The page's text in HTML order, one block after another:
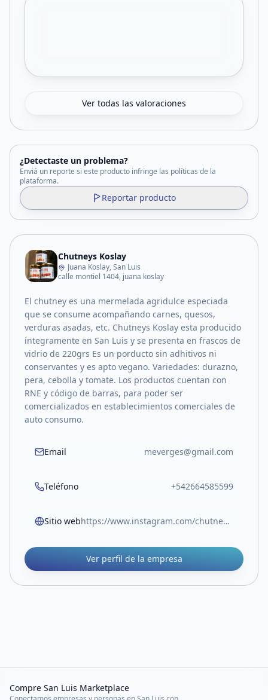
Ver todas las valoraciones
¿Detectaste un problema?
Enviá un reporte si este producto infringe las políticas de la
plataforma.
Reportar producto
Chutneys Koslay
Juana Koslay, San Luis
calle montiel 1404, juana koslay
El chutney es una mermelada agridulce especiada
que se consume acompañando carnes, quesos,
verduras asadas, etc. Chutneys Koslay esta producido
íntegramente en San Luis y se presenta en frascos de
vidrio de 220grs Es un porducto sin adhitivos ni
conservantes y es apto vegano. Variedades: durazno,
pera, cebolla y tomate. Los productos cuentan con
RNE y código de barras, para poder ser
comercializados en establecimientos comerciales de
auto consumo.
Email meverges@gmail.com
Teléfono +542664585599
Sitio web https://www.instagram.com/chutneyskoslay/
Ver perfil de la empresa
Compre San Luis Marketplace